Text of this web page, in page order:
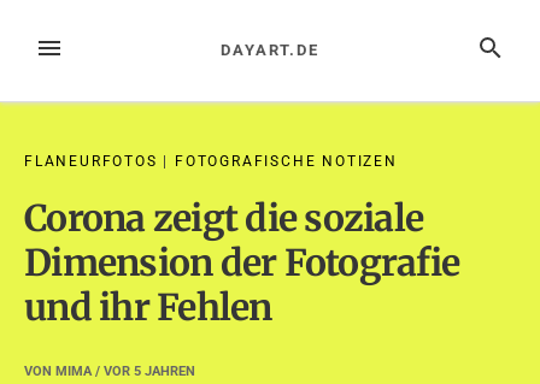
InhaltMENÜ SUCHE
DAYART.DE
FLANEURFOTOS FOTOGRAFISCHE NOTIZEN
Corona zeigt die soziale
Dimension der Fotografie
und ihr Fehlen
VON MIMA/ VOR 5 JAHREN